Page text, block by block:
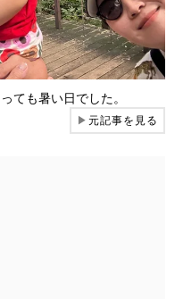
ても暑い日でした。
▶元記事を見る